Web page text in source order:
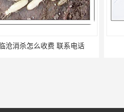
商店消杀费用 欢迎咨询